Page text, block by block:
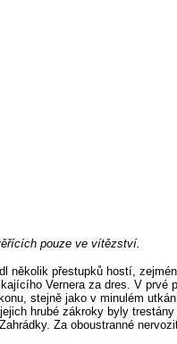
pouze ve vítězství.
přestupků hostí,
Vernera za dres. V
stejně jako v minulém
hrubé zákroky byly
Za oboustranné